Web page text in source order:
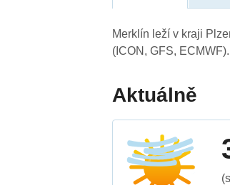
Merklín leží v kraji
(ICON, GFS,
Aktuálně